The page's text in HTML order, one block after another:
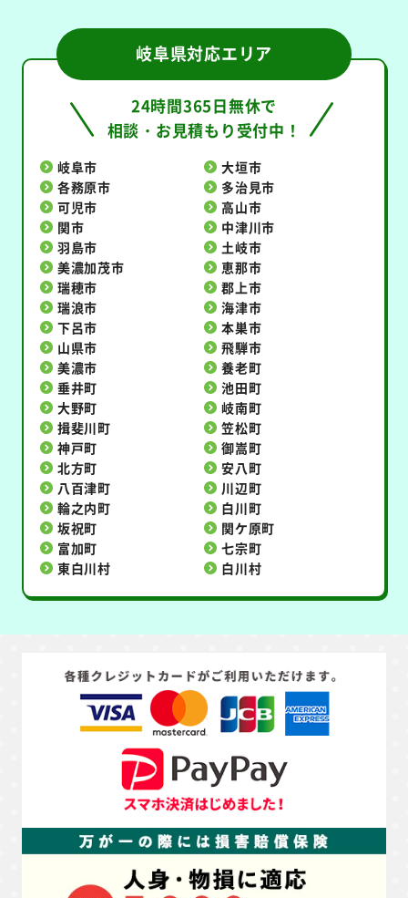
岐阜県対応エリア
24時間365日無休で
相談・お見積もり受付中！
岐阜市
大垣市
各務原市
多治見市
可児市
高山市
関市
中津川市
羽島市
土岐市
美濃加茂市
恵那市
瑞穂市
郡上市
瑞浪市
海津市
下呂市
本巣市
山県市
飛騨市
美濃市
養老町
垂井町
池田町
大野町
岐南町
揖斐川町
笠松町
神戸町
御嵩町
北方町
安八町
八百津町
川辺町
輪之内町
白川町
坂祝町
関ケ原町
富加町
七宗町
東白川村
白川村